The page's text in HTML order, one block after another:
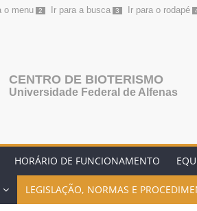
o menu 2 Ir para a busca 3 Ir para o rodapé
CENTRO DE BIOTERISMO
Universidade Federal de Alfenas
HORÁRIO DE FUNCIONAMENTO
LEGISLAÇÃO, NORMAS E